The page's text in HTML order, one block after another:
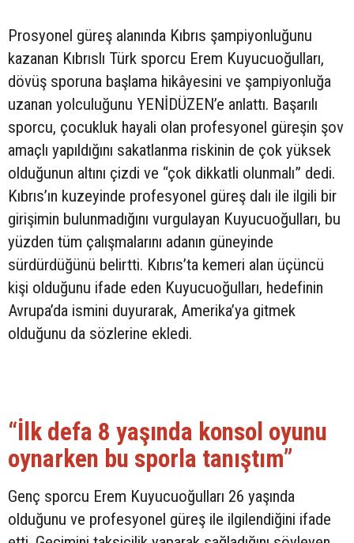
Prosyonel güreş alanında Kıbrıs şampiyonluğunu
kazanan Kıbrıslı Türk sporcu Erem Kuyucuoğulları,
dövüş sporuna başlama hikâyesini ve şampiyonluğa
uzanan yolculuğunu YENİDÜZEN’e anlattı. Başarılı
sporcu, çocukluk hayali olan profesyonel güreşin şov
amaçlı yapıldığını sakatlanma riskinin de çok yüksek
olduğunun altını çizdi ve “çok dikkatli olunmalı” dedi.
Kıbrıs’ın kuzeyinde profesyonel güreş dalı ile ilgili bir
girişimin bulunmadığını vurgulayan Kuyucuoğulları, bu
yüzden tüm çalışmalarını adanın güneyinde
sürdürdüğünü belirtti. Kıbrıs’ta kemeri alan üçüncü
kişi olduğunu ifade eden Kuyucuoğulları, hedefinin
Avrupa’da ismini duyurarak, Amerika’ya gitmek
olduğunu da sözlerine ekledi.
“İlk defa 8 yaşında konsol oyunu
oynarken bu sporla tanıştım”
Genç sporcu Erem Kuyucuoğulları 26 yaşında
olduğunu ve profesyonel güreş ile ilgilendiğini ifade